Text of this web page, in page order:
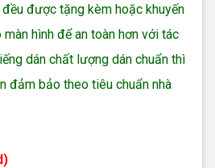
được tặng kèm hoặc khuyến
hình để an toàn hơn với tác
dán chất lượng dán chuẩn thì
đảm bảo theo tiêu chuẩn nhà